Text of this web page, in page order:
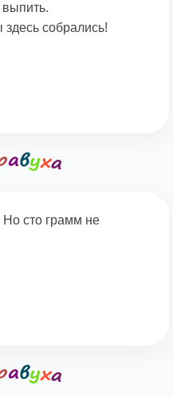
собрались!
Но сто грамм не